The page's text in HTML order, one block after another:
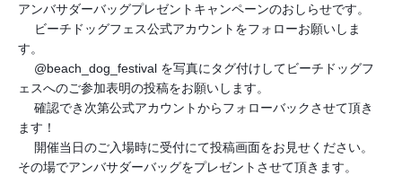
アンバサダーバッグプレゼントキャンペーンのおしらせです。
ビーチドッグフェス公式アカウントをフォローお願いしま
す。
2⃣@beach_dog_festival を写真にタグ付けしてビーチドッグフ
ェスへのご参加表明の投稿をお願いします。
3⃣確認でき次第公式アカウントからフォローバックさせて頂き
ます！
4⃣開催当日のご入場時に受付にて投稿画面をお見せください。
その場でアンバサダーバッグをプレゼントさせて頂きます。